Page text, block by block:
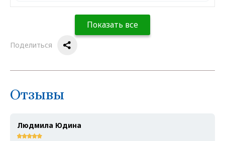
Показать все
Поделиться
Отзывы
Людмила Юдина